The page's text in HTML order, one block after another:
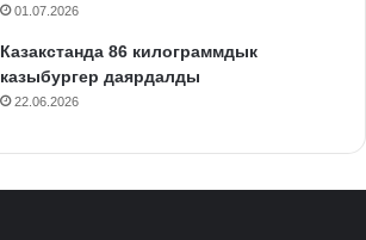
01.07.2026
Казакстанда 86 килограммдык
казыбургер даярдалды
22.06.2026